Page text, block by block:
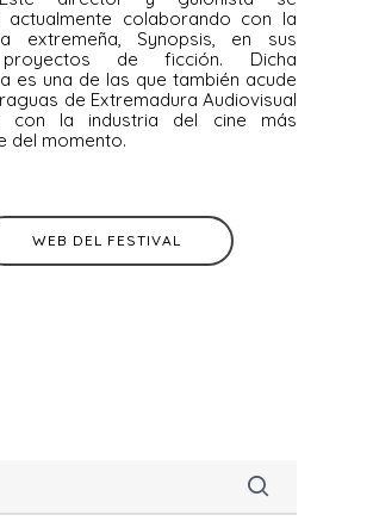
actualmente colaborando con la
extremeña, Synopsis, en sus
de ficción. Dicha
es una de las que también acude
de Extremadura Audiovisual
la industria del cine más
del momento.
WEB DEL FESTIVAL